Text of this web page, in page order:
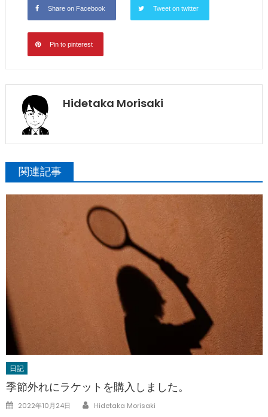
Share on Facebook Tweet on twitter
Pin to pinterest
Hidetaka Morisaki
関連記事
日記
季節外れにラケットを購入しました。
Posted
2022年10月24日 Author
Hidetaka Morisaki